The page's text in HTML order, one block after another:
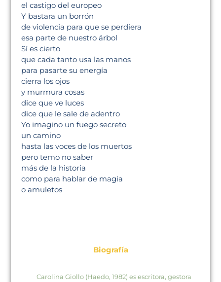
el castigo del europeo
Y bastara un borrón
de violencia para que se perdiera
esa parte de nuestro árbol
Sí es cierto
que cada tanto usa las manos
para pasarte su energía
cierra los ojos
y murmura cosas
dice que ve luces
dice que le sale de adentro
Yo imagino un fuego secreto
un camino
hasta las voces de los muertos
pero temo no saber
más de la historia
como para hablar de magia
o amuletos
Biografía
Carolina Giollo (Haedo, 1982) es escritora, gestora